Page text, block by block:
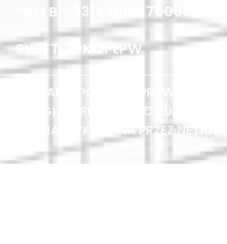
PKO BP:
SWIFT: BPKOPLPW
REGULAMIN
POLITYKA PRYWATNOŚCI
ALL RIGHTS RESERVED © 2026
STRONA WYKONANA PRZEZ